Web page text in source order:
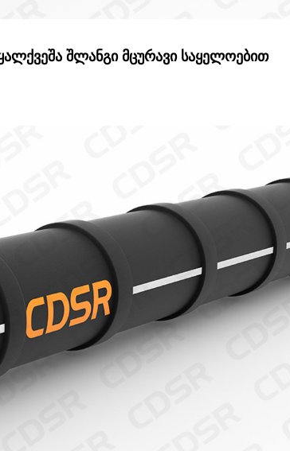
შლანგი მცურავი საყელოებით